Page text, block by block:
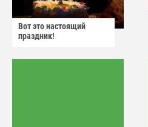
Вот это настоящий
праздник!